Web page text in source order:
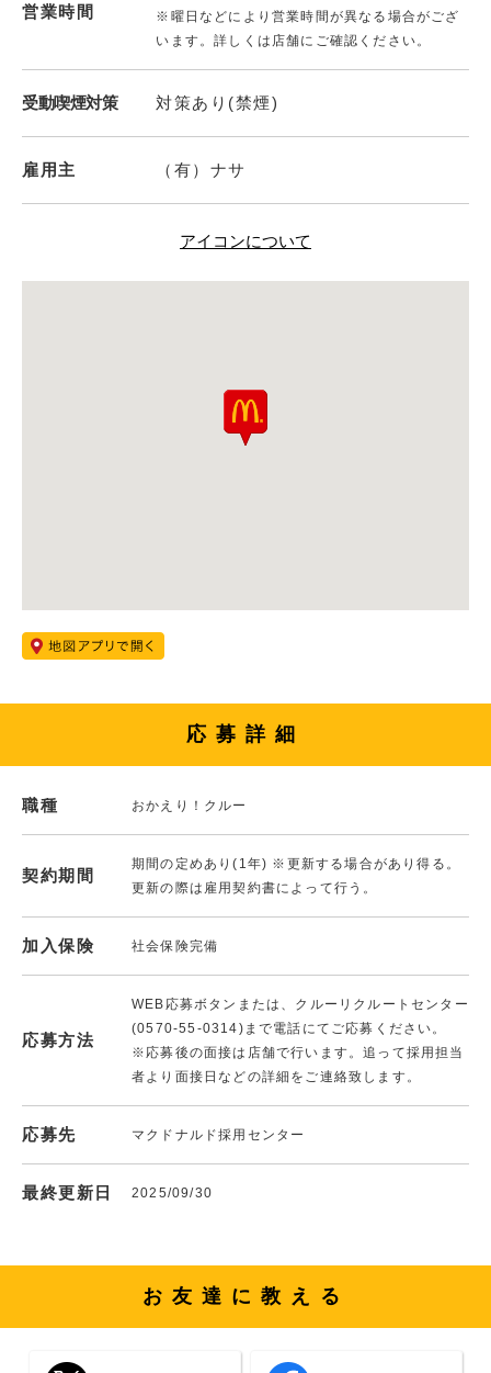
営業時間
※曜日などにより営業時間が異なる場合がござ
います。詳しくは店舗にご確認ください。
受動喫煙対策 対策あり(禁煙)
雇用主 （有）ナサ
アイコンについて
応募詳細
職種 おかえり！クルー
契約期間
期間の定めあり(1年) ※更新する場合があり得る。
更新の際は雇用契約書によって行う。
加入保険 社会保険完備
応募方法
WEB応募ボタンまたは、クルーリクルートセンター
(0570-55-0314)まで電話にてご応募ください。
※応募後の面接は店舗で行います。追って採用担当
者より面接日などの詳細をご連絡致します。
応募先 マクドナルド採用センター
最終更新日 2025/09/30
お友達に教える